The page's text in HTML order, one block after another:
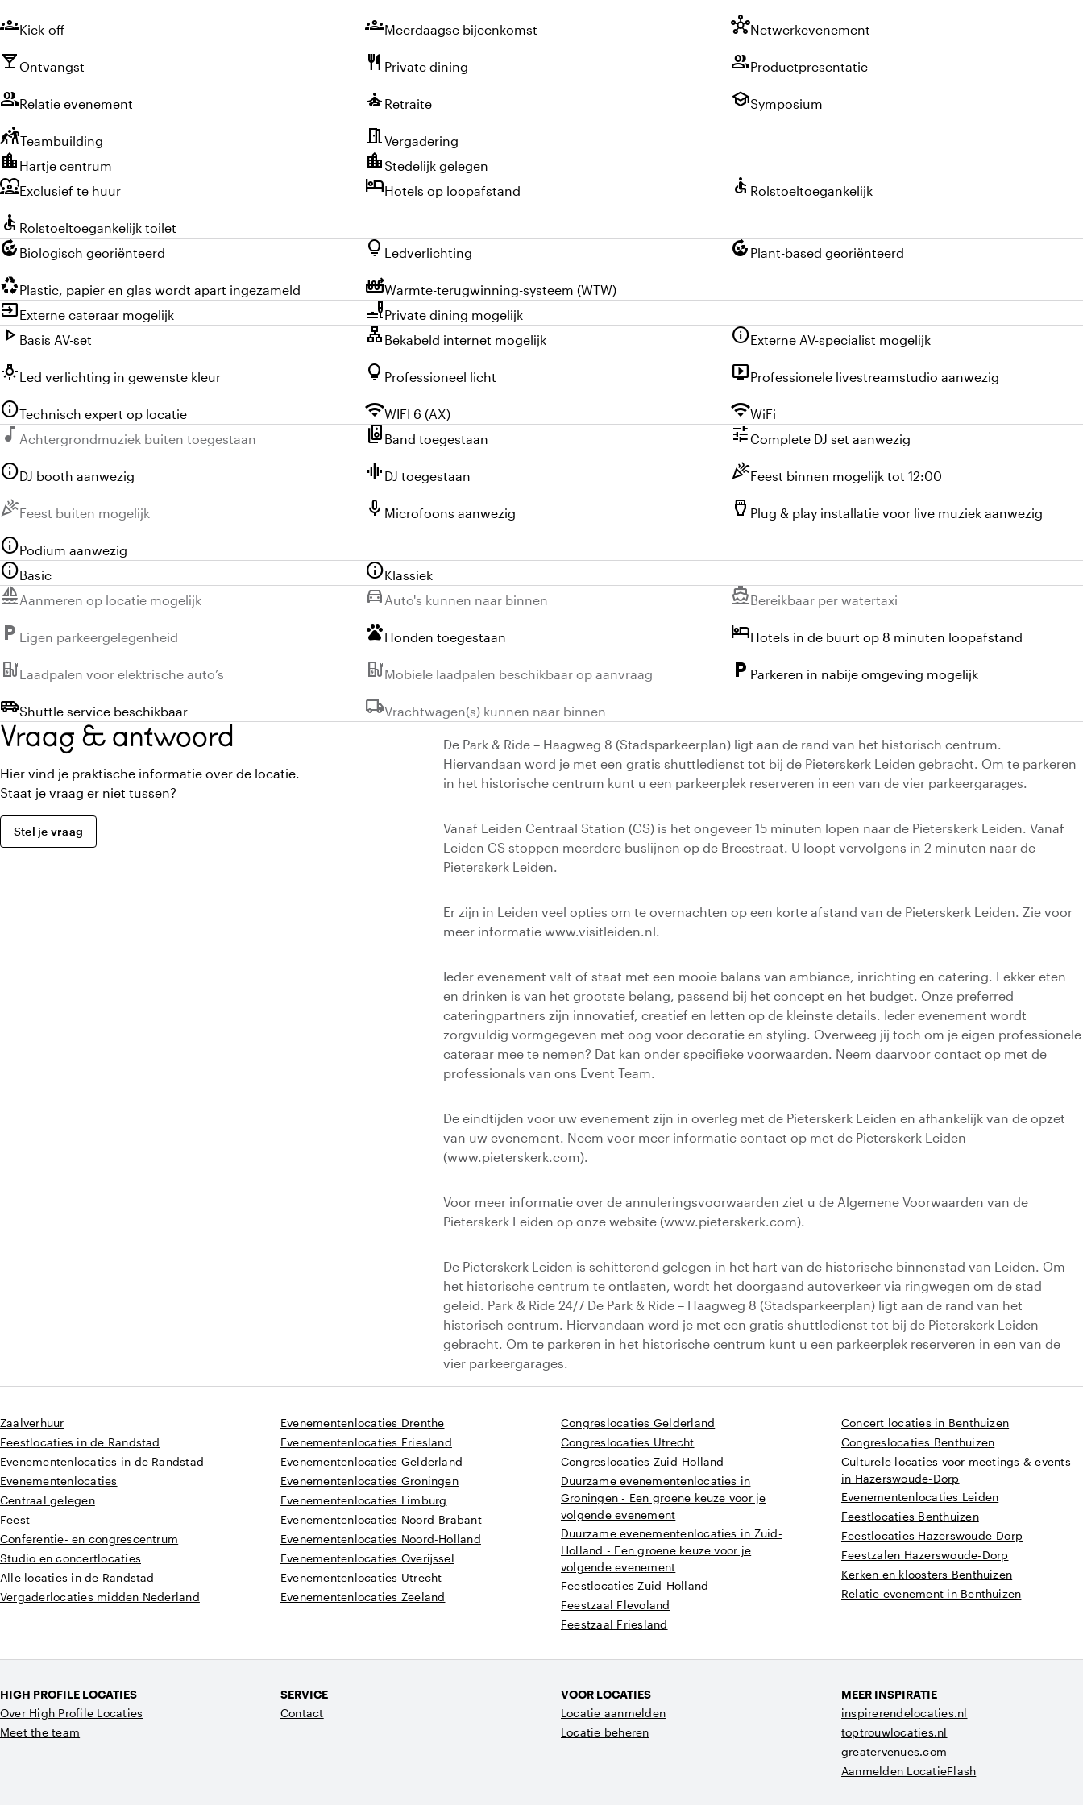
groupsKick-off groupsMeerdaagse bijeenkomst hubNetwerkevenement
local_bar Ontvangst restaurant Private dining groupProductpresentatie
groupRelatie evenement self_improvement Retraite schoolSymposium
sports_kabaddiTeambuilding meeting_roomVergadering
location_city Hartje centrum location_cityStedelijk gelegen
diversity_1Exclusief te huur hotelHotels op loopafstand accessible Rolstoeltoegankelijk
accessible Rolstoeltoegankelijk toilet
compost Biologisch georiënteerd lightbulb Ledverlichting compost Plant-based georiënteerd
recyclingPlastic, papier en glas wordt apart ingezameld heat_pump_balanceWarmte-terugwinning-systeem (WTW)
inputExterne cateraar mogelijk brunch_diningPrivate dining mogelijk
play_arrow Basis AV-set lan Bekabeld internet mogelijk infoExterne AV-specialist mogelijk
wb_incandescentLed verlichting in gewenste kleur lightbulb Professioneel licht live_tvProfessionele livestreamstudio aanwezig
infoTechnisch expert op locatie wifiWIFI 6 (AX) wifiWiFi
music_note Niet beschikbaar:
Achtergrondmuziek buiten toegestaan speaker_group Band toegestaan tuneComplete DJ set aanwezig
infoDJ booth aanwezig graphic_eq DJ toegestaan celebrationFeest binnen mogelijk tot 12:00
celebrationNiet beschikbaar:
Feest buiten mogelijk mic Microfoons aanwezig settings_input_hdmi Plug & play installatie voor live muziek aanwezig
infoPodium aanwezig
infoBasic infoKlassiek
sailing Niet beschikbaar:
Aanmeren op locatie mogelijk directions_car Niet beschikbaar:
Auto's kunnen naar binnen directions_boatNiet beschikbaar:
Bereikbaar per watertaxi
local_parking Niet beschikbaar:
Eigen parkeergelegenheid petsHonden toegestaan hotelHotels in de buurt op 8 minuten loopafstand
ev_stationNiet beschikbaar:
Laadpalen voor elektrische auto’s ev_stationNiet beschikbaar:
Mobiele laadpalen beschikbaar op aanvraag local_parking Parkeren in nabije omgeving mogelijk
airport_shuttleShuttle service beschikbaar local_shippingNiet beschikbaar:
Vrachtwagen(s) kunnen naar binnen
Vraag & antwoord
Hier vind je praktische informatie over de locatie.
Staat je vraag er niet tussen?
Stel je vraag
De Park & Ride – Haagweg 8 (Stadsparkeerplan) ligt aan de rand van het historisch centrum.
Hiervandaan word je met een gratis shuttledienst tot bij de Pieterskerk Leiden gebracht. Om te parkeren
in het historische centrum kunt u een parkeerplek reserveren in een van de vier parkeergarages.
Vanaf Leiden Centraal Station (CS) is het ongeveer 15 minuten lopen naar de Pieterskerk Leiden. Vanaf
Leiden CS stoppen meerdere buslijnen op de Breestraat. U loopt vervolgens in 2 minuten naar de
Pieterskerk Leiden.
Er zijn in Leiden veel opties om te overnachten op een korte afstand van de Pieterskerk Leiden. Zie voor
meer informatie www.visitleiden.nl.
Ieder evenement valt of staat met een mooie balans van ambiance, inrichting en catering. Lekker eten
en drinken is van het grootste belang, passend bij het concept en het budget. Onze preferred
cateringpartners zijn innovatief, creatief en letten op de kleinste details. Ieder evenement wordt
zorgvuldig vormgegeven met oog voor decoratie en styling. Overweeg jij toch om je eigen professionele
cateraar mee te nemen? Dat kan onder specifieke voorwaarden. Neem daarvoor contact op met de
professionals van ons Event Team.
De eindtijden voor uw evenement zijn in overleg met de Pieterskerk Leiden en afhankelijk van de opzet
van uw evenement. Neem voor meer informatie contact op met de Pieterskerk Leiden
(www.pieterskerk.com).
Voor meer informatie over de annuleringsvoorwaarden ziet u de Algemene Voorwaarden van de
Pieterskerk Leiden op onze website (www.pieterskerk.com).
De Pieterskerk Leiden is schitterend gelegen in het hart van de historische binnenstad van Leiden. Om
het historische centrum te ontlasten, wordt het doorgaand autoverkeer via ringwegen om de stad
geleid. Park & Ride 24/7 De Park & Ride – Haagweg 8 (Stadsparkeerplan) ligt aan de rand van het
historisch centrum. Hiervandaan word je met een gratis shuttledienst tot bij de Pieterskerk Leiden
gebracht. Om te parkeren in het historische centrum kunt u een parkeerplek reserveren in een van de
vier parkeergarages.
Zaalverhuur
Feestlocaties in de Randstad
Evenementenlocaties in de Randstad
Evenementenlocaties
Centraal gelegen
Feest
Conferentie- en congrescentrum
Studio en concertlocaties
Alle locaties in de Randstad
Vergaderlocaties midden Nederland
Evenementenlocaties Drenthe
Evenementenlocaties Friesland
Evenementenlocaties Gelderland
Evenementenlocaties Groningen
Evenementenlocaties Limburg
Evenementenlocaties Noord-Brabant
Evenementenlocaties Noord-Holland
Evenementenlocaties Overijssel
Evenementenlocaties Utrecht
Evenementenlocaties Zeeland
Congreslocaties Gelderland
Congreslocaties Utrecht
Congreslocaties Zuid-Holland
Duurzame evenementenlocaties in
Groningen - Een groene keuze voor je
volgende evenement
Duurzame evenementenlocaties in Zuid-
Holland - Een groene keuze voor je
volgende evenement
Feestlocaties Zuid-Holland
Feestzaal Flevoland
Feestzaal Friesland
Concert locaties in Benthuizen
Congreslocaties Benthuizen
Culturele locaties voor meetings & events
in Hazerswoude-Dorp
Evenementenlocaties Leiden
Feestlocaties Benthuizen
Feestlocaties Hazerswoude-Dorp
Feestzalen Hazerswoude-Dorp
Kerken en kloosters Benthuizen
Relatie evenement in Benthuizen
HIGH PROFILE LOCATIES
Over High Profile Locaties
Meet the team
SERVICE
Contact
VOOR LOCATIES
Locatie aanmelden
Locatie beheren
MEER INSPIRATIE
inspirerendelocaties.nl
toptrouwlocaties.nl
greatervenues.com
Aanmelden LocatieFlash